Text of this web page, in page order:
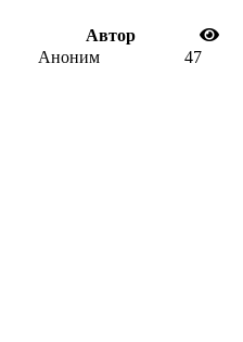
Автор
Аноним 47